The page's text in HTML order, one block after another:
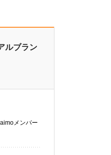
ルブラン
メンバー